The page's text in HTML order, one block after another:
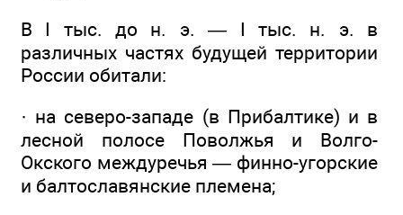
В I тыс. до н. э. — I тыс. н. э. в
различных частях будущей территории
России обитали:
· на северо-западе (в Прибалтике) и в
лесной полосе Поволжья и Волго-
Окского междуречья — финно-угорские
и балтославянские племена;